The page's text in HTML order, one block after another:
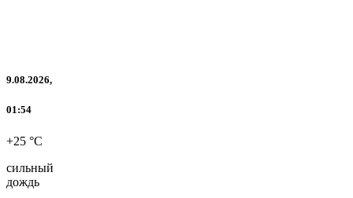
9.08.2026,
01:54
+25 °C
сильный
дождь